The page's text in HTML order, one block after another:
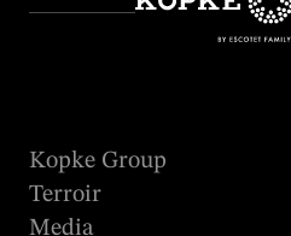
Kopke Group
Terroir
Media